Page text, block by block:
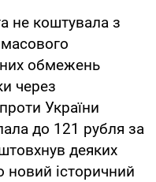
не коштувала з
обмежень
через
України
до 121 рубля за
деяких
новий історичний